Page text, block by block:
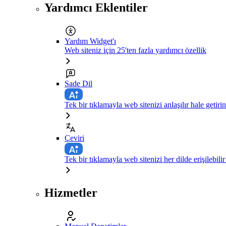
Yardımcı Eklentiler
Yardım Widget'ı
Web siteniz için 25'ten fazla yardımcı özellik
Sade Dil
Tek bir tıklamayla web sitenizi anlaşılır hale getirin
Çeviri
Tek bir tıklamayla web sitenizi her dilde
Hizmetler